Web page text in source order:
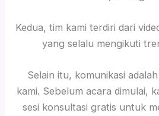
Kedua, tim kami terdiri dari
yang selalu mengikuti
Selain itu, komunikasi
kami. Sebelum acara dimulai,
sesi konsultasi gratis untuk